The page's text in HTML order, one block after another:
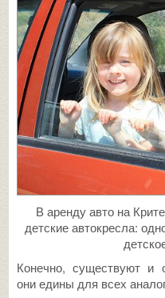
В аренду авто на
детские автокресла:
Конечно, существуют и
они едины для всех